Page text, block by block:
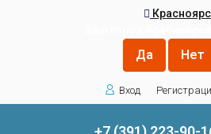
Вход